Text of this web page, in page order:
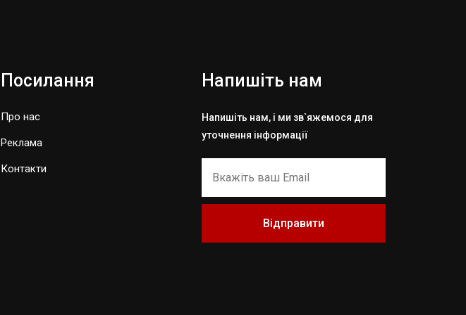
Посилання
Про нас
Реклама
Контакти
Напишіть нам
Напишіть нам, і ми зв`яжемося для
уточнення інформації
Відправити